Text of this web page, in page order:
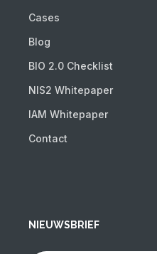
Cases
Blog
BIO 2.0 Checklist
NIS2 Whitepaper
IAM Whitepaper
Contact
NIEUWSBRIEF